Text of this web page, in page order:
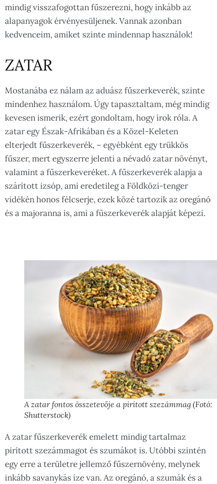
mindig visszafogottan fűszerezni, hogy inkább az
alapanyagok érvényesüljenek. Vannak azonban
kedvenceim, amiket szinte mindennap használok!
ZATAR
Mostanába ez nálam az aduász fűszerkeverék, szinte
mindenhez használom. Úgy tapasztaltam, még mindig
kevesen ismerik, ezért gondoltam, hogy írok róla. A
zatar egy Észak-Afrikában és a Közel-Keleten
elterjedt fűszerkeverék, – egyébként egy trükkös
fűszer, mert egyszerre jelenti a névadó zatar növényt,
valamint a fűszerkeveréket. A fűszerkeverék alapja a
szárított izsóp, ami eredetileg a Földközi-tenger
vidékén honos félcserje, ezek közé tartozik az oregánó
és a majoranna is, ami a fűszerkeverék alapját képezi.
A zatar fontos összetevője a pirított szezámmag (Fotó:
Shutterstock)
A zatar fűszerkeverék emelett mindig tartalmaz
pirított szezámmagot és szumákot is. Utóbbi szintén
egy erre a területre jellemző fűszernövény, melynek
inkább savanykás íze van. Az oregánó, a szumák és a